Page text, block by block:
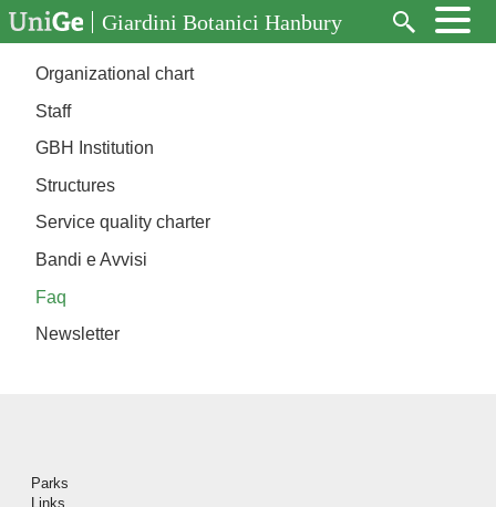
Aller au contenu principalGiardini Botanici Hanbury Rechercher
Navigazione principale
Organizational chart
Staff
GBH Institution
Structures
Service quality charter
Bandi e Avvisi
Faq
Newsletter
Piè di pagina
Parks
Links